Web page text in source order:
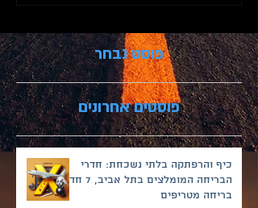
פוסט נבחר
פוסטים אחרונים
כיף והרפתקה בלתי נשכחת: חדרי
הבריחה המומלצים בתל אביב, 7 חדרי
בריחה מטריפים